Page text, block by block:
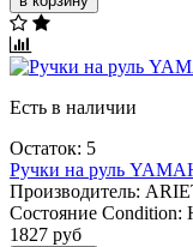
Есть в наличии
Остаток: 5
Ручки на руль
Производитель:
Состояние Condition:
1827 руб